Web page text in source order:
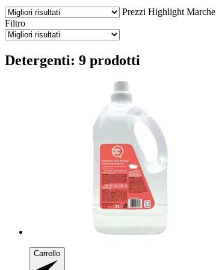
Prezzi Highlight Marche
Filtro
Detergenti: 9 prodotti
Carrello